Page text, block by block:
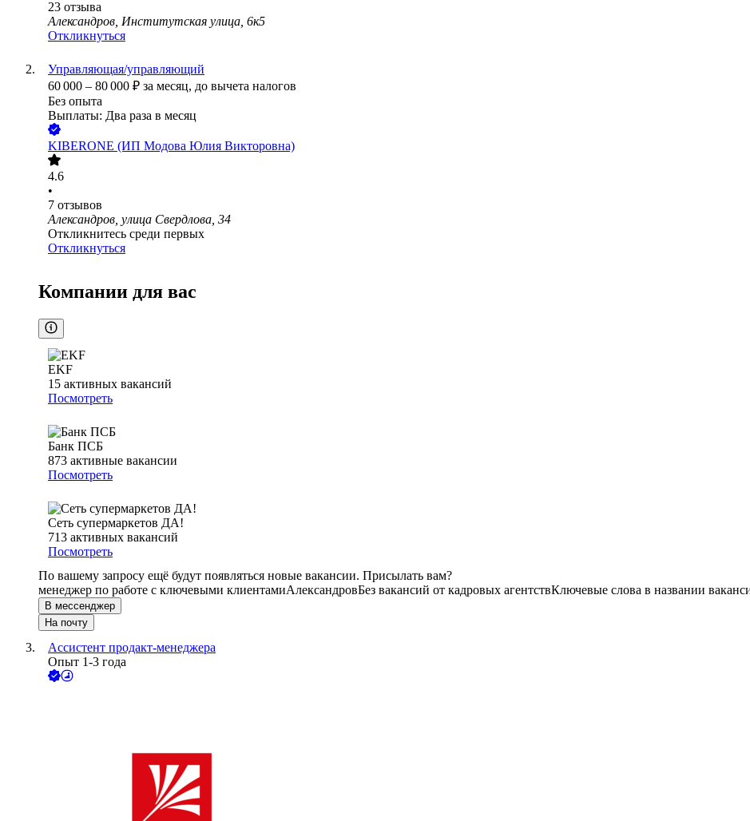
23 отзыва
Александров, Институтская улица, 6к5
Откликнуться
Управляющая/управляющий
60 000 – 80 000 ₽ за месяц, до вычета налогов
Без опыта
Выплаты: Два раза в месяц
KIBERONE (ИП Модова Юлия Викторовна)
4.6
•
7 отзывов
Александров, улица Свердлова, 34
Откликнитесь среди первых
Откликнуться
Компании для вас
EKF
15 активных вакансий
Посмотреть
Банк ПСБ
873 активные вакансии
Посмотреть
Сеть супермаркетов ДА!
713 активных вакансий
Посмотреть
По вашему запросу ещё будут появляться новые вакансии. Присылать вам?
менеджер по работе с ключевыми клиентамиАлександровБез вакансий от кадровых агентствКлючевые слова в названии
В мессенджер
На почту
Ассистент продакт-менеджера
Опыт 1-3 года